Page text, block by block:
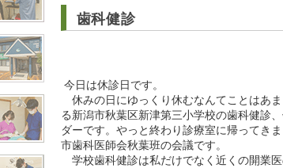
歯科健診
今日は休診日です。
休みの日にゆっくり休むなんてことはあ
る新潟市秋葉区新津第三小学校の歯科健診
ダーです。やっと終わり診療室に帰ってき
市歯科医師会秋葉班の会議です。
学校歯科健診は私だけでなく近くの開業